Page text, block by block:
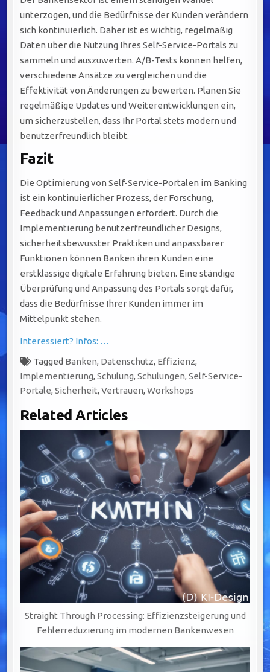
unterzogen, und die Bedürfnisse der Kunden verändern
sich kontinuierlich. Daher ist es wichtig, regelmäßig
Daten über die Nutzung Ihres Self-Service-Portals zu
sammeln und auszuwerten. A/B-Tests können helfen,
verschiedene Ansätze zu vergleichen und die
Effektivität von Änderungen zu bewerten. Planen Sie
regelmäßige Updates und Weiterentwicklungen ein,
um sicherzustellen, dass Ihr Portal stets modern und
benutzerfreundlich bleibt.
Fazit
Die Optimierung von Self-Service-Portalen im Banking
ist ein kontinuierlicher Prozess, der Forschung,
Feedback und Anpassungen erfordert. Durch die
Implementierung benutzerfreundlicher Designs,
sicherheitsbewusster Praktiken und anpassbarer
Funktionen können Banken ihren Kunden eine
erstklassige digitale Erfahrung bieten. Eine ständige
Überprüfung und Anpassung des Portals sorgt dafür,
dass die Bedürfnisse Ihrer Kunden immer im
Mittelpunkt stehen.
Interessiert? Infos: …
Tagged Banken, Datenschutz, Effizienz,
Implementierung,Schulung,Schulungen,Self-Service-
Portale,Sicherheit,Vertrauen,Workshops
Related Articles
Straight Through Processing: Effizienzsteigerung und
Fehlerreduzierung im modernen Bankenwesen